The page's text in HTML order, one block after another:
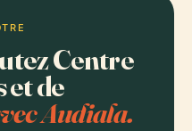
Centre
et de
Audiala.